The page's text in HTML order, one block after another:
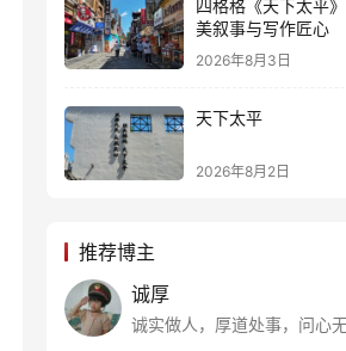
四格格《天下太平
美叙事与写作匠心
2026年8月3日
天下太平
2026年8月2日
推荐博主
诚厚
诚实做人，厚道处事，问心无